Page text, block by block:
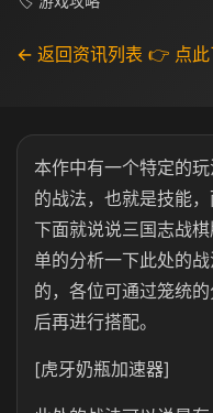
← 返回资讯列表 👉 点此
本作中有一个特定的
的战法，也就是技能
下面就说说三国志战
单的分析一下此处的
的，各位可通过笼统
后再进行搭配。
[虎牙奶瓶加速器]